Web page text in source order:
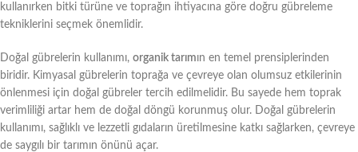
kullanırken bitki türüne ve toprağın ihtiyacına göre doğru gübreleme
tekniklerini seçmek önemlidir.
Doğal gübrelerin kullanımı, organik tarımın en temel prensiplerinden
biridir. Kimyasal gübrelerin toprağa ve çevreye olan olumsuz etkilerinin
önlenmesi için doğal gübreler tercih edilmelidir. Bu sayede hem toprak
verimliliği artar hem de doğal döngü korunmuş olur. Doğal gübrelerin
kullanımı, sağlıklı ve lezzetli gıdaların üretilmesine katkı sağlarken, çevreye
de saygılı bir tarımın önünü açar.